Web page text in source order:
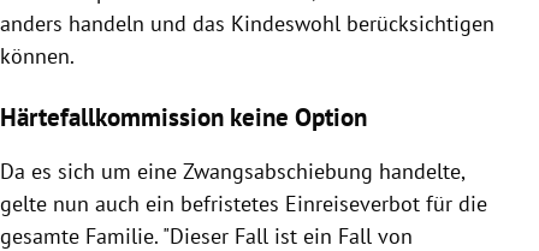
anders handeln und das Kindeswohl berücksichtigen
können.
Härtefallkommission keine Option
Da es sich um eine Zwangsabschiebung handelte,
gelte nun auch ein befristetes Einreiseverbot für die
gesamte Familie. "Dieser Fall ist ein Fall von